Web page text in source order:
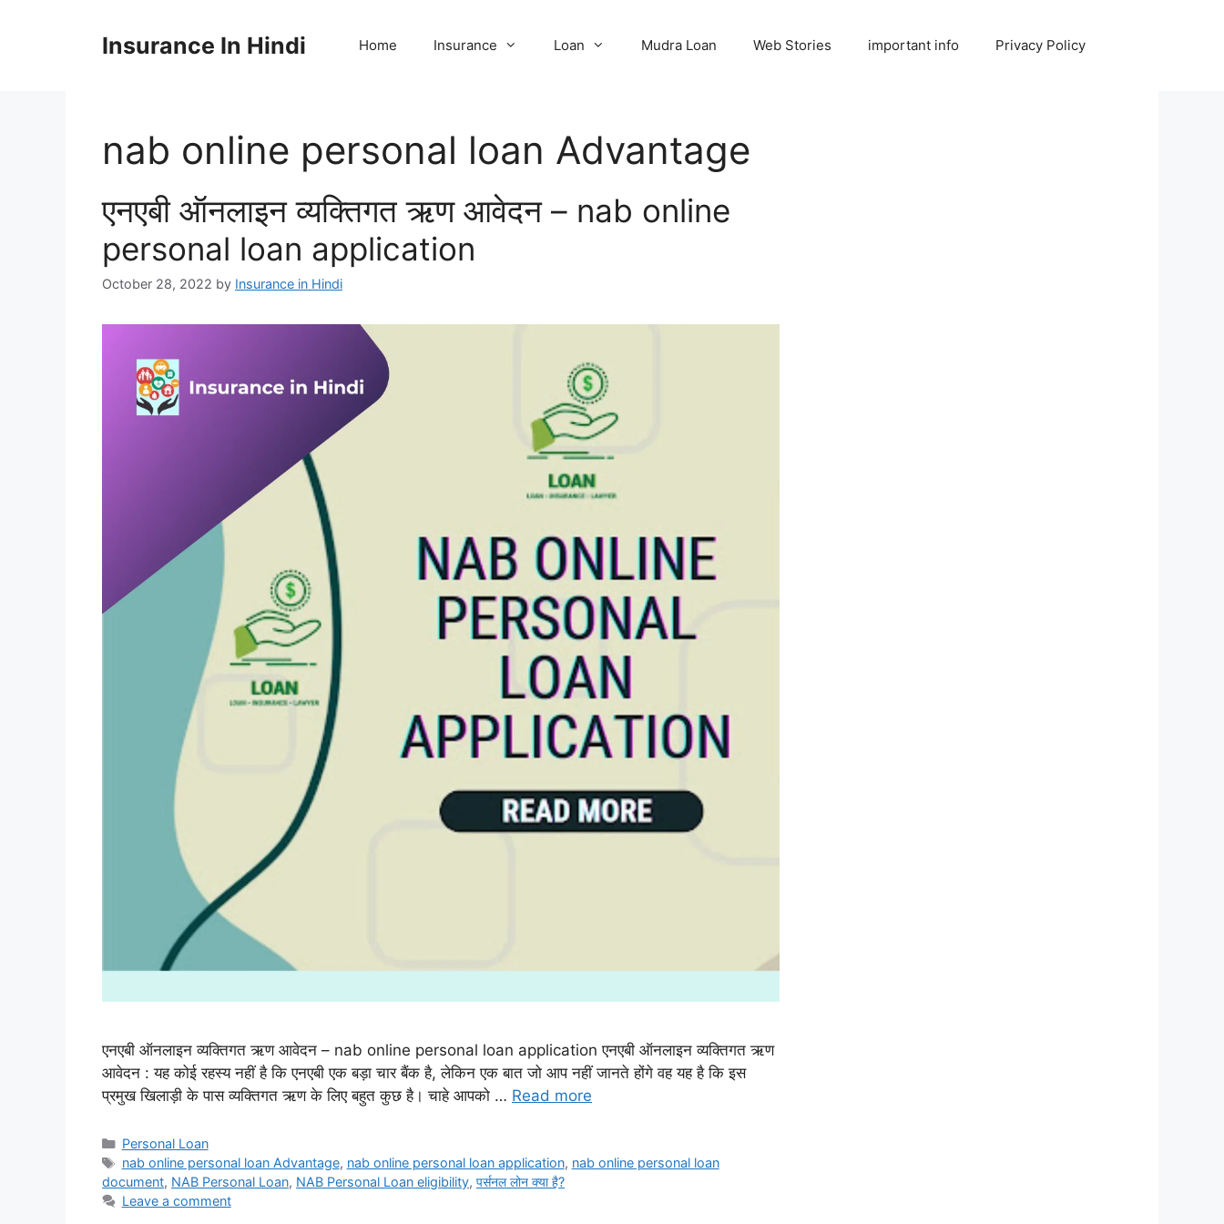
Insurance In Hindi Home Insurance Loan Mudra Loan Web Stories important info Privacy Policy
nab online personal loan Advantage
एनएबी ऑनलाइन व्यक्तिगत ऋण आवेदन – nab online
personal loan application
October 28, 2022 by Insurance in Hindi
एनएबी ऑनलाइन व्यक्तिगत ऋण आवेदन – nab online personal loan application एनएबी ऑनलाइन व्यक्तिगत ऋण
आवेदन : यह कोई रहस्य नहीं है कि एनएबी एक बड़ा चार बैंक है, लेकिन एक बात जो आप नहीं जानते होंगे वह यह है कि इस
प्रमुख खिलाड़ी के पास व्यक्तिगत ऋण के लिए बहुत कुछ है। चाहे आपको … Read more
Categories
Personal Loan
Tags
nab online personal loan Advantage, nab online personal loan application, nab online personal loan
document, NAB Personal Loan, NAB Personal Loan eligibility, पर्सनल लोन क्या है?
Leave a comment